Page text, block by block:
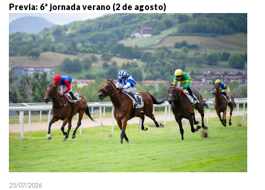
Previa: 6ª jornada verano (2 de agosto)
25/07/2026